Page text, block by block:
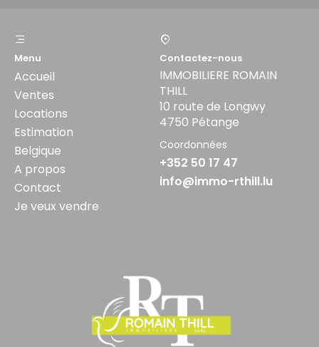
Menu
Accueil
Ventes
Locations
Estimation
Belgique
A propos
Contact
Je veux vendre
Contactez-nous
IMMOBILIERE ROMAIN
THILL
10 route de Longwy
4750 Pétange
Coordonnées
+352 50 17 47
info@immo-rthill.lu